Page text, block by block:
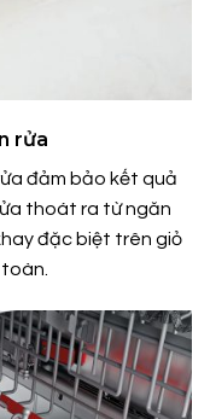
rửa
đảm bảo kết quả
thoát ra từ ngăn
đặc biệt trên giỏ